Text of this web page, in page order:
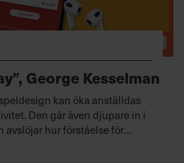
George Kesselman
kan öka anställdas
Den går även djupare in i
hur förståelse för